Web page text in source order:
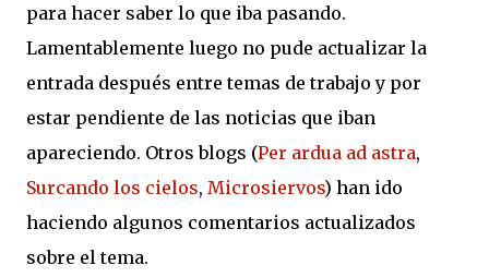
para hacer saber lo que iba pasando.
Lamentablemente luego no pude actualizar la
entrada después entre temas de trabajo y por
estar pendiente de las noticias que iban
apareciendo. Otros blogs (Per ardua ad astra,
Surcando los cielos, Microsiervos) han ido
haciendo algunos comentarios actualizados
sobre el tema.